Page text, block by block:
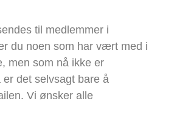
til medlemmer i
du noen som har vært med i
men som nå ikke er
er det selvsagt bare å
Vi ønsker alle